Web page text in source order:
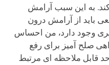
کند. به این سبب آرامش
باید از آرامش درون
وجود دارد، من احساس
صلح آمیز برای رفع
قابل ملاحظه ای مرتبط